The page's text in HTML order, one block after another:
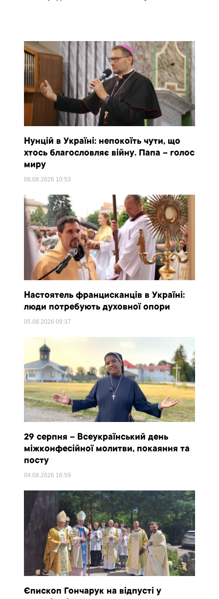
Нунцій в Україні: непокоїть чути, що
хтось благословляє війну. Папа – голос
миру
06.08.2026 10:53
Настоятель францисканців в Україні:
люди потребують духовної опори
05.08.202609:37
29 серпня – Всеукраїнський день
міжконфесійної молитви, покаяння та
посту
04.08.2026 16:59
Єпископ Гончарук на відпусті у